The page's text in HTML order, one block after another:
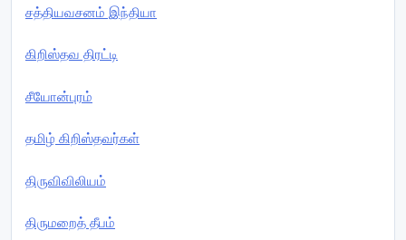
சத்தியவசனம் இந்தியா
கிறிஸ்தவ திரட்டி
சீயோன்புரம்
தமிழ் கிறிஸ்தவர்கள்
திருவிவிலியம்
திருமறைத் தீபம்